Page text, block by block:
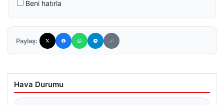
Beni hatırla
Paylaş:
Hava Durumu